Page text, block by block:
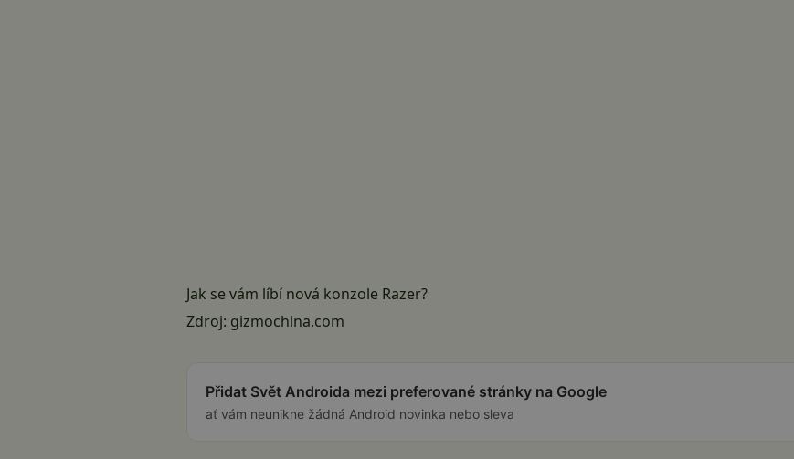
Jak se vám líbí nová konzole Razer?
Zdroj: gizmochina.com
Přidat Svět Androida mezi preferované stránky na Google
ať vám neunikne žádná Android novinka nebo sleva